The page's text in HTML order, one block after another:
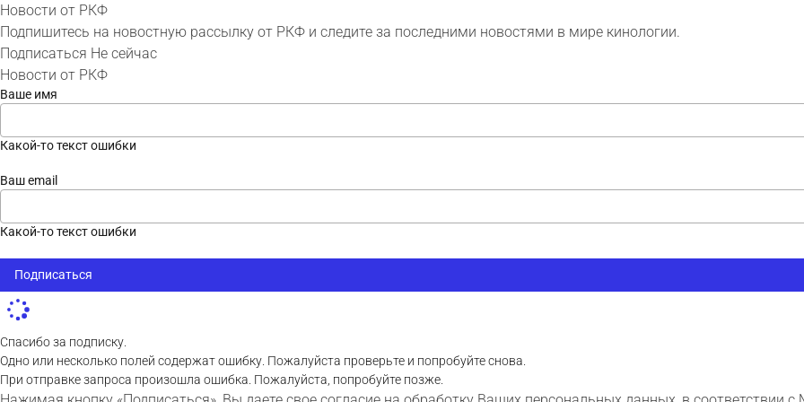
Новости от РКФ
Подпишитесь на новостную рассылку от РКФ и следите за последними новостями в мире кинологии.
Подписаться Не сейчас
Новости от РКФ
Ваше имя
Какой-то текст ошибки
Ваш email
Какой-то текст ошибки
Подписаться
Спасибо за подписку.
Одно или несколько полей содержат ошибку. Пожалуйста проверьте и попробуйте снова.
При отправке запроса произошла ошибка. Пожалуйста, попробуйте позже.